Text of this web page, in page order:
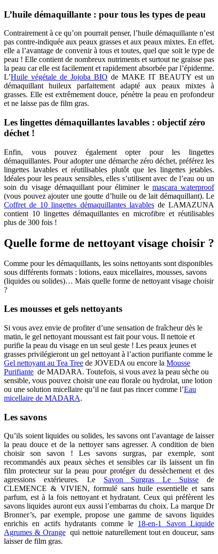
L’huile démaquillante : pour tous les types de peau
Contrairement à ce qu’on pourrait penser, l’huile démaquillante n’est
pas contre-indiquée aux peaux grasses et aux peaux mixtes. En effet,
elle a l’avantage de convenir à tous et toutes, quel que soit le type de
peau ! Elle contient de nombreux nutriments et surtout ne graisse pas
la peau car elle est facilement et rapidement absorbée par l’épiderme.
L’Huile végétale de Jojoba BIO de MAKE IT BEAUTY est un
démaquillant huileux parfaitement adapté aux peaux mixtes à
grasses. Elle est extrêmement douce, pénètre la peau en profondeur
et ne laisse pas de film gras.
Les lingettes démaquillantes lavables : objectif zéro
déchet !
Enfin, vous pouvez également opter pour les lingettes
démaquillantes. Pour adopter une démarche zéro déchet, préférez les
lingettes lavables et réutilisables plutôt que les lingettes jetables.
Idéales pour les peaux sensibles, elles s’utilisent avec de l’eau ou un
soin du visage démaquillant pour éliminer le mascara waterproof
(vous pouvez ajouter une goutte d’huile ou de lait démaquillant). Le
Coffret de 10 lingettes démaquillantes lavablesde LAMAZUNA
contient 10 lingettes démaquillantes en microfibre et réutilisables
plus de 300 fois !
Quelle forme de nettoyant visage choisir ?
Comme pour les démaquillants, les soins nettoyants sont disponibles
sous différents formats : lotions, eaux micellaires, mousses, savons
(liquides ou solides)… Mais quelle forme de nettoyant visage choisir
?
Les mousses et gels nettoyants
Si vous avez envie de profiter d’une sensation de fraîcheur dès le
matin, le gel nettoyant moussant est fait pour vous. Il nettoie et
purifie la peau du visage en un seul geste ! Les peaux jeunes et
grasses privilégieront un gel nettoyant à l’action purifiante comme le
Gel nettoyant au Tea Tree de JOVEDA ou encore la Mousse
Purifiante de MADARA. Toutefois, si vous avez la peau sèche ou
sensible, vous pouvez choisir une eau florale ou hydrolat, une lotion
ou une solution micellaire qu’il ne faut pas rincer comme l’Eau
micellaire de MADARA.
Les savons
Qu’ils soient liquides ou solides, les savons ont l’avantage de laisser
la peau douce et de la nettoyer sans agresser. A condition de bien
choisir son savon ! Les savons surgras, par exemple, sont
recommandés aux peaux sèches et sensibles car ils laissent un fin
film protecteur sur la peau pour protéger du dessèchement et des
agressions extérieures. Le Savon Surgras Le Suisse de
CLEMENCE & VIVIEN, formulé sans huile essentielle et sans
parfum, est à la fois nettoyant et hydratant. Ceux qui préfèrent les
savons liquides auront eux aussi l’embarras du choix. La marque Dr
Bronner’s, par exemple, propose une gamme de savons liquides
enrichis en actifs hydratants comme le 18-en-1 Savon Liquide
Agrumes & Orangequi nettoie naturellement tout en douceur, sans
laisser de film gras.